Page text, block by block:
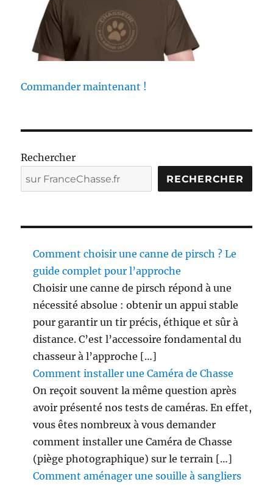
Commander maintenant !
Rechercher
RECHERCHER
Comment choisir une canne de pirsch ? Le
guide complet pour l’approche
Choisir une canne de pirsch répond à une
nécessité absolue : obtenir un appui stable
pour garantir un tir précis, éthique et sûr à
distance. C’est l’accessoire fondamental du
chasseur à l’approche […]
Comment installer une Caméra de Chasse
On reçoit souvent la même question après
avoir présenté nos tests de caméras. En effet,
vous êtes nombreux à vous demander
comment installer une Caméra de Chasse
(piège photographique) sur le terrain […]
Comment aménager une souille à sangliers